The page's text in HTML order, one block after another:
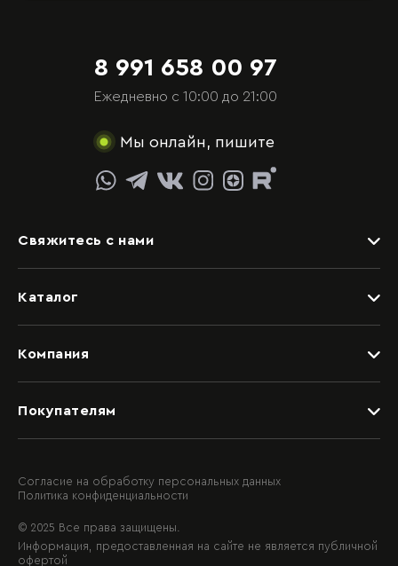
8 991 658 00 97
Ежедневно с 10:00 до 21:00
Мы онлайн, пишите
Каталог
Детские
Спальни
Гостиные
Прихожие
Гардеробные
Балконы
Мебель на заказ
Компания
Дизайнерам
Салоны
Вакансии
Контактная информация
Покупателям
Рассрочка и кредит
Качество и гарантия
Оплата
Блог
Свяжитесь с нами
Задать вопрос
Видеоконсультация со специалистом
Обращение в отдел качества
Написать руководству
Согласие на обработку персональных данных
Политика конфиденциальности
© 2025 Все права защищены.
Информация, предоставленная на сайте не является публичной
офертой